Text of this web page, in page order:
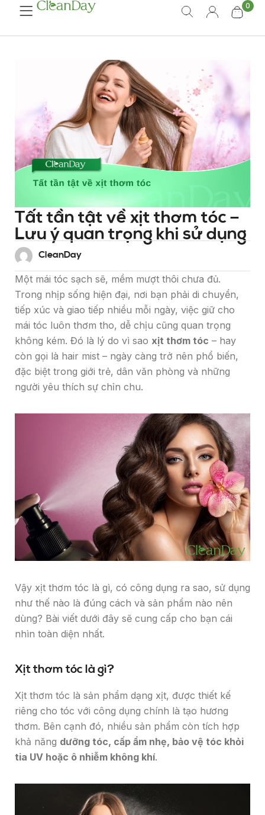
0
Tất tần tật về xịt thơm tóc –
Lưu ý quan trọng khi sử dụng
CleanDay
Một mái tóc sạch sẽ, mềm mượt thôi chưa đủ.
Trong nhịp sống hiện đại, nơi bạn phải di chuyển,
tiếp xúc và giao tiếp nhiều mỗi ngày, việc giữ cho
mái tóc luôn thơm tho, dễ chịu cũng quan trọng
không kém. Đó là lý do vì sao xịt thơm tóc – hay
còn gọi là hair mist – ngày càng trở nên phổ biến,
đặc biệt trong giới trẻ, dân văn phòng và những
người yêu thích sự chỉn chu.
Vậy xịt thơm tóc là gì, có công dụng ra sao, sử dụng
như thế nào là đúng cách và sản phẩm nào nên
dùng? Bài viết dưới đây sẽ cung cấp cho bạn cái
nhìn toàn diện nhất.
Xịt thơm tóc là gì?
Xịt thơm tóc là sản phẩm dạng xịt, được thiết kế
riêng cho tóc với công dụng chính là tạo hương
thơm. Bên cạnh đó, nhiều sản phẩm còn tích hợp
khả năng dưỡng tóc, cấp ẩm nhẹ, bảo vệ tóc khỏi
tia UV hoặc ô nhiễm không khí.